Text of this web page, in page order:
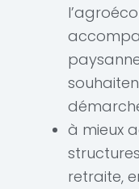
à mieux
retraite,